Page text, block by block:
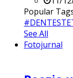
Popular
See All
Fotojurnal